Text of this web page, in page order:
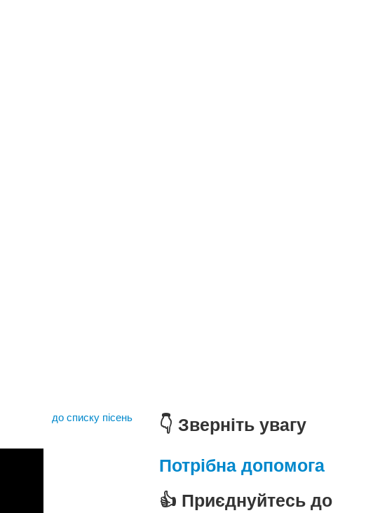
до списку пісень
👇 Зверніть увагу
Потрібна допомога
👍 Приєднуйтесь до